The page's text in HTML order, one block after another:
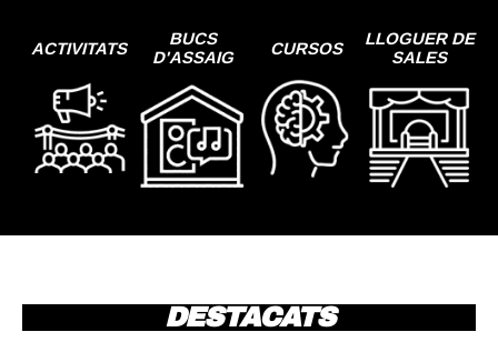
ACTIVITATS
BUCS
D'ASSAIG
CURSOS
LLOGUER DE
SALES
DESTACATS